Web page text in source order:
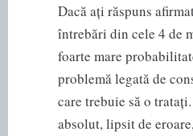
Dacă ați răspuns
întrebări din cele 4 de
foarte mare
problemă legată de
care trebuie să o
absolut, lipsit de